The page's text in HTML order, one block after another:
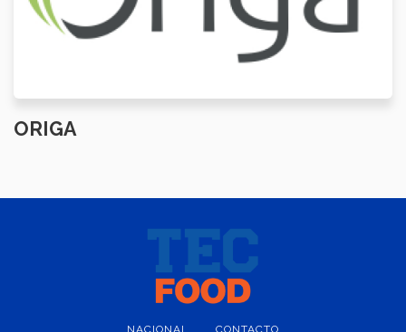
ORIGA
NACIONAL CONTACTO